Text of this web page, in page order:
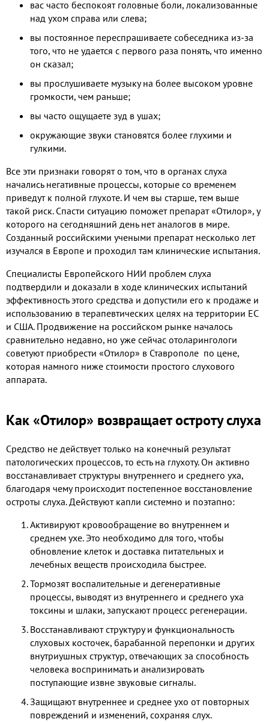
вас часто беспокоят головные боли, локализованные
над ухом справа или слева;
вы постоянное переспрашиваете собеседника из-за
того, что не удается с первого раза понять, что именно
он сказал;
вы прослушиваете музыку на более высоком уровне
громкости, чем раньше;
вы часто ощущаете зуд в ушах;
окружающие звуки становятся более глухими и
гулкими.
Все эти признаки говорят о том, что в органах слуха
начались негативные процессы, которые со временем
приведут к полной глухоте. И чем вы старше, тем выше
такой риск. Спасти ситуацию поможет препарат «Отилор», у
которого на сегодняшний день нет аналогов в мире.
Созданный российскими учеными препарат несколько лет
изучался в Европе и проходил там клинические испытания.
Специалисты Европейского НИИ проблем слуха
подтвердили и доказали в ходе клинических испытаний
эффективность этого средства и допустили его к продаже и
использованию в терапевтических целях на территории ЕС
и США. Продвижение на российском рынке началось
сравнительно недавно, но уже сейчас отоларингологи
советуют приобрести «Отилор» в Ставрополе по цене,
которая намного ниже стоимости простого слухового
аппарата.
Как «Отилор» возвращает остроту слуха
Средство не действует только на конечный результат
патологических процессов, то есть на глухоту. Он активно
восстанавливает структуры внутреннего и среднего уха,
благодаря чему происходит постепенное восстановление
остроты слуха. Действуют капли системно и поэтапно:
Активируют кровообращение во внутреннем и
среднем ухе. Это необходимо для того, чтобы
обновление клеток и доставка питательных и
лечебных веществ происходила быстрее.
Тормозят воспалительные и дегенеративные
процессы, выводят из внутреннего и среднего уха
токсины и шлаки, запускают процесс регенерации.
Восстанавливают структуру и функциональность
слуховых косточек, барабанной перепонки и других
внутриушных структур, отвечающих за способность
человека воспринимать и анализировать
поступающие извне звуковые сигналы.
Защищают внутреннее и среднее ухо от повторных
повреждений и изменений, сохраняя слух.